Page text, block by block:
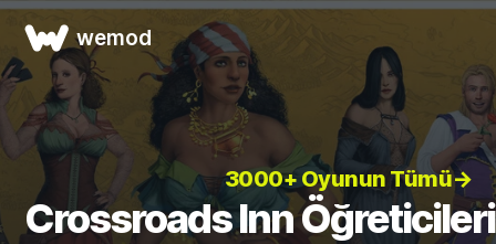
wemod
3000+ Oyunun Tümü→
Crossroads Inn